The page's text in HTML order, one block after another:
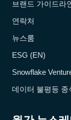
브랜드 가이드라
연락처
뉴스룸
ESG (EN)
Snowflake
데이터 불평등 종